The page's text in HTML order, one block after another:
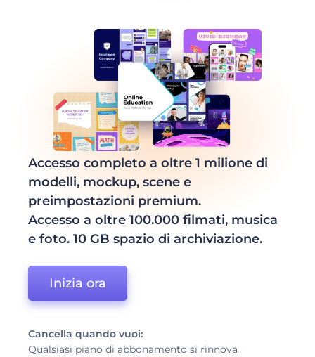
Accesso completo a oltre 1 milione di
modelli, mockup, scene e
preimpostazioni premium.
Accesso a oltre 100.000 filmati, musica
e foto. 10 GB spazio di archiviazione.
Inizia ora
Cancella quando vuoi:
Qualsiasi piano di abbonamento si rinnova